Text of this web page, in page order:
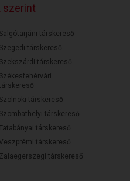
szerint
Salgótarjáni társkereső
Szegedi társkereső
Szekszárdi társkereső
Székesfehérvári
Szolnoki társkereső
Szombathelyi társkereső
társkereső
Veszprémi társkereső
Zalaegerszegi társkereső